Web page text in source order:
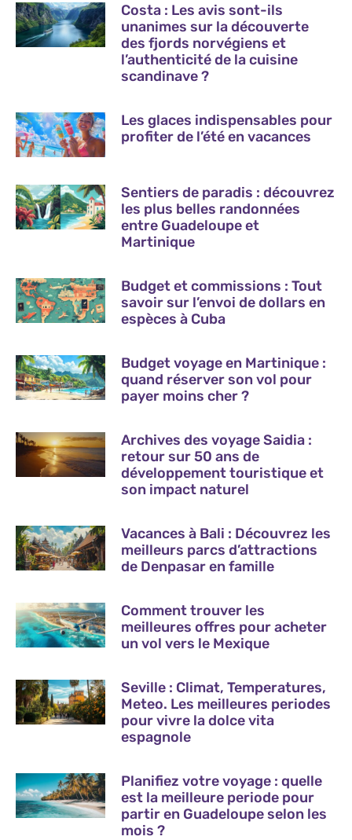
Costa : Les avis sont-ils
unanimes sur la découverte
des fjords norvégiens et
l’authenticité de la cuisine
scandinave ?
Les glaces indispensables pour
profiter de l’été en vacances
Sentiers de paradis : découvrez
les plus belles randonnées
entre Guadeloupe et
Martinique
Budget et commissions : Tout
savoir sur l’envoi de dollars en
espèces à Cuba
Budget voyage en Martinique :
quand réserver son vol pour
payer moins cher ?
Archives des voyage Saidia :
retour sur 50 ans de
développement touristique et
son impact naturel
Vacances à Bali : Découvrez les
meilleurs parcs d’attractions
de Denpasar en famille
Comment trouver les
meilleures offres pour acheter
un vol vers le Mexique
Seville : Climat, Temperatures,
Meteo. Les meilleures periodes
pour vivre la dolce vita
espagnole
Planifiez votre voyage : quelle
est la meilleure periode pour
partir en Guadeloupe selon les
mois ?